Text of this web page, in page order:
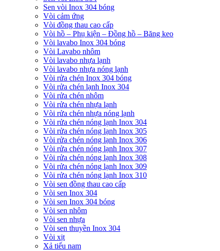
Sen vòi Inox 304 bóng
Vòi cảm ứng
Vòi đồng thau cao cấp
Vòi hồ – Phụ kiện – Đồng hồ – Băng keo
Vòi lavabo Inox 304 bóng
Vòi Lavabo nhôm
Vòi lavabo nhựa lạnh
Vòi lavabo nhựa nóng lạnh
Vòi rửa chén Inox 304 bóng
Vòi rửa chén lạnh Inox 304
Vòi rửa chén nhôm
Vòi rửa chén nhựa lạnh
Vòi rửa chén nhựa nóng lạnh
Vòi rửa chén nóng lạnh Inox 304
Vòi rửa chén nóng lạnh Inox 305
Vòi rửa chén nóng lạnh Inox 306
Vòi rửa chén nóng lạnh Inox 307
Vòi rửa chén nóng lạnh Inox 308
Vòi rửa chén nóng lạnh Inox 309
Vòi rửa chén nóng lạnh Inox 310
Vòi sen đồng thau cao cấp
Vòi sen Inox 304
Vòi sen Inox 304 bóng
Vòi sen nhôm
Vòi sen nhựa
Vòi sen thuyền Inox 304
Vòi xịt
Xả tiểu nam